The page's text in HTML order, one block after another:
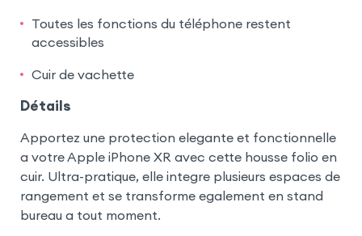
Toutes les fonctions du téléphone restent
accessibles
Cuir de vachette
Détails
Apportez une protection elegante et fonctionnelle
a votre Apple iPhone XR avec cette housse folio en
cuir. Ultra-pratique, elle integre plusieurs espaces de
rangement et se transforme egalement en stand
bureau a tout moment.